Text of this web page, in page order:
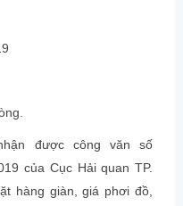
được công văn số
của Cục Hải quan TP.
hàng giàn, giá phơi đồ,